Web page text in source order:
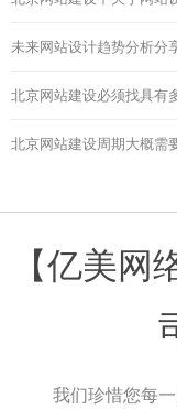
未来网站设计趋势分析分
北京网站建设必须找具有
北京网站建设周期大概需
【亿美网
我们珍惜您每